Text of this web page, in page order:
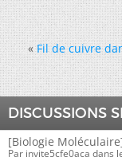
« Fil de cuivre
DISCUSSIONS
[Biologie
Par invite5cfe0aca dans